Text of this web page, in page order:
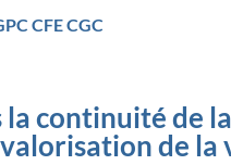
CFE CGC
continuité de
de la